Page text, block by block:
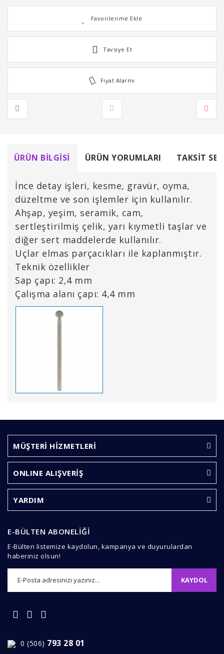
Tavsiye Et
Fiyat Alarmı
ÜRÜN BILGISI ÜRÜN YORUMLARI TAKSIT
İnce detay işleri, kesme, gravür, oyma,
düzeltme ve son işlemler için kullanılır.
Ahşap, yeşim, seramik, cam,
sertleştirilmiş çelik, yarı kıymetli taşlar ve
diğer sert maddelerde kullanılır.
Uçlar elmas parçacıkları ile kaplanmıştır.
Teknik özellikler
Sap çapı: 2,4 mm
Çalışma alanı çapı: 4,4 mm
Yorum Yaz
formunu kullanarak tarafımıza iletebilirsiniz.
Görüş ve önerileriniz için teşekkür ederiz.
Ürün resmi kalitesiz, bozuk veya görüntülenemiyor.
Ürün açıklamasında eksik bilgiler bulunuyor.
Ürün fiyatı diğer sitelerden daha pahalı.
Gönder
MÜŞTERİ HİZMETLERİ
ONLINE ALIŞVERİŞ
YARDIM
E-BÜLTEN ABONELİĞİ
E-Bülten listemize kaydolun, kampanya ve duyurulardan
haberiniz olsun!
KAYDOL
0 (506) 793 28 01